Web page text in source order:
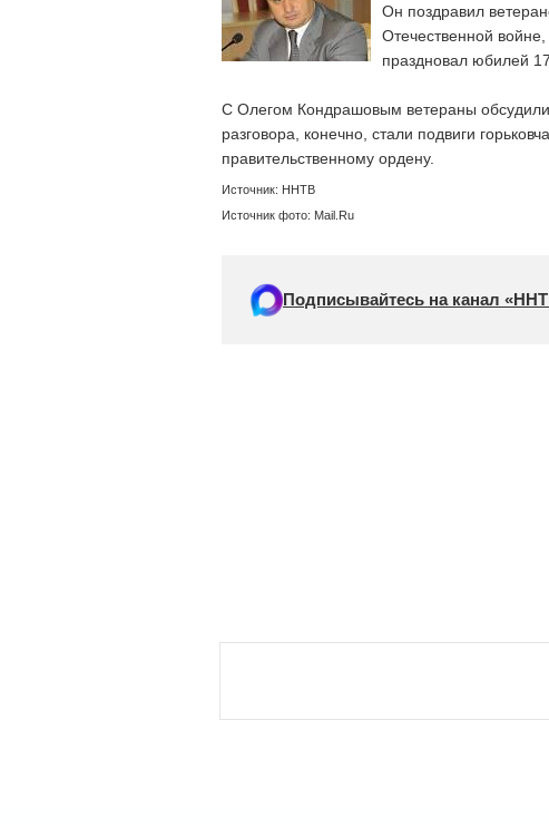
Он поздравил
Отечественной
праздновал юбилей
С Олегом Кондрашовым ветераны
разговора, конечно, стали подвиги
правительственному ордену.
Источник: ННТВ
Источник фото: Mail.Ru‎
Подписывайтесь на канал